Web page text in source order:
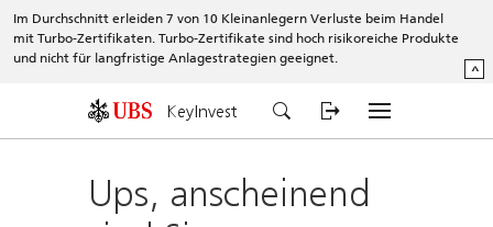
Im Durchschnitt erleiden 7 von 10 Kleinanlegern Verluste beim Handel
mit Turbo-Zertifikaten. Turbo-Zertifikate sind hoch risikoreiche Produkte
und nicht für langfristige Anlagestrategien geeignet.
^
KeyInvest
Ups, anscheinend